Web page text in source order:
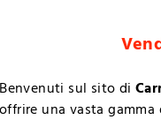
Benvenuti sul sito di
una vasta